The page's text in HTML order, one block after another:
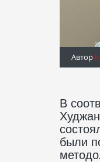
Автор
В
были